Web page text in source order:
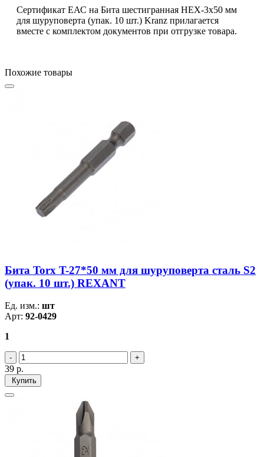
Сертификат ЕАС на Бита шестигранная HEX-3х50 мм
для шуруповерта (упак. 10 шт.) Kranz прилагается
вместе с комплектом документов при отгрузке товара.
Похожие товары
Бита Torx T-27*50 мм для шуруповерта сталь S2
(упак. 10 шт.) REXANT
Ед. изм.: шт
Арт: 92-0429
1
39 р.
Купить